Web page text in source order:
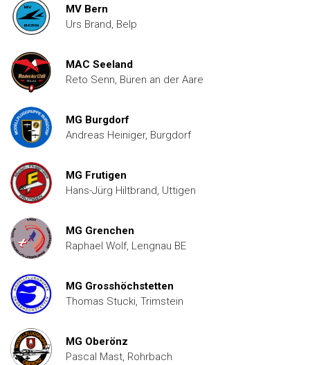
MV Bern
Urs Brand, Belp
MAC Seeland
Reto Senn, Büren an der Aare
MG Burgdorf
Andreas Heiniger, Burgdorf
MG Frutigen
Hans-Jürg Hiltbrand, Uttigen
MG Grenchen
Raphael Wolf, Lengnau BE
MG Grosshöchstetten
Thomas Stucki, Trimstein
MG Oberönz
Pascal Mast, Rohrbach